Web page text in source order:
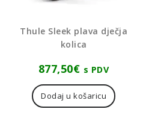
Thule Sleek plava dječja
kolica
877,50€ s PDV
Dodaj u košaricu